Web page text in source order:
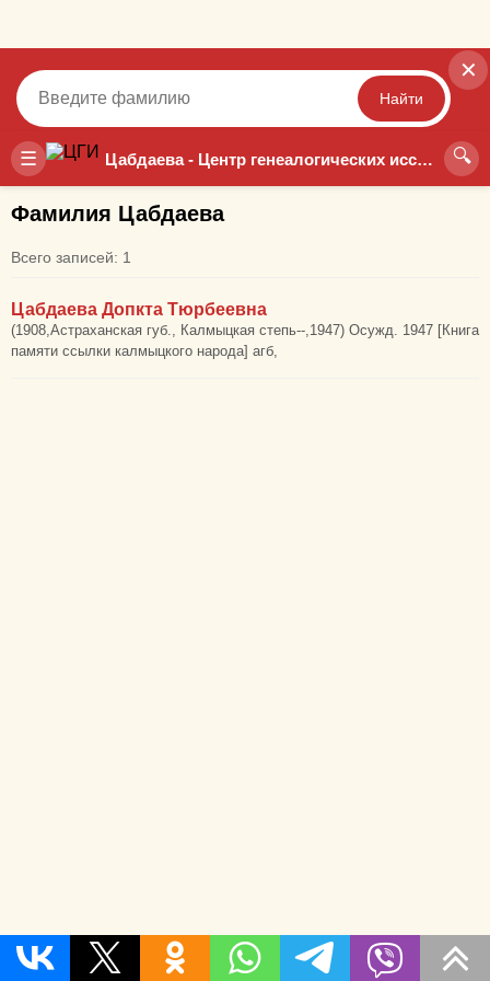
☰ Цабдаева - Центр генеалогических исследований 🔍
✕
Найти
Точный Неточный
Фамилия Цабдаева
Всего записей: 1
Цабдаева Допкта Тюрбеевна
(1908,Астраханская губ., Калмыцкая степь--,1947) Осужд. 1947 [Книга
памяти ссылки калмыцкого народа] агб,